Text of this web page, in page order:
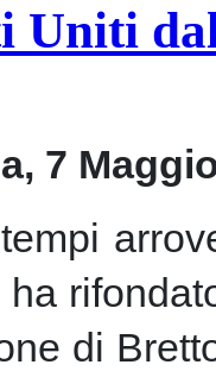
Uniti
7
ha
di